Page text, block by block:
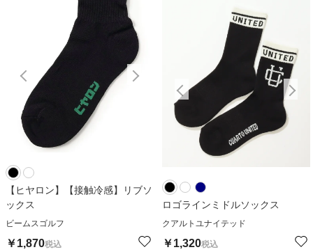
【ヒヤロン】【接触冷感】リブソ
ックス
ビームスゴルフ
￥1,870税込
ロゴラインミドルソックス
クアルトユナイテッド
￥1,320税込